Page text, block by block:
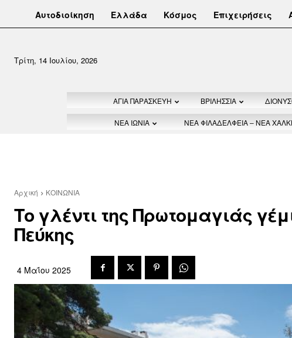
Αυτοδιοίκηση Ελλάδα Κόσμος Επιχειρήσεις
Τρίτη, 14 Ιουλίου, 2026
ΑΓΙΑ ΠΑΡΑΣΚΕΥΗ ΒΡΙΛΗΣΣΙΑ
ΝΕΑ ΙΩΝΙΑ ΝΕΑ ΦΙΛΑΔΕΛΦΕΙΑ – ΝΕΑ
Αρχική ΚΟΙΝΩΝΙΑ
Το γλέντι της Πρωτομαγιάς
Πεύκης
4 Μαΐου 2025